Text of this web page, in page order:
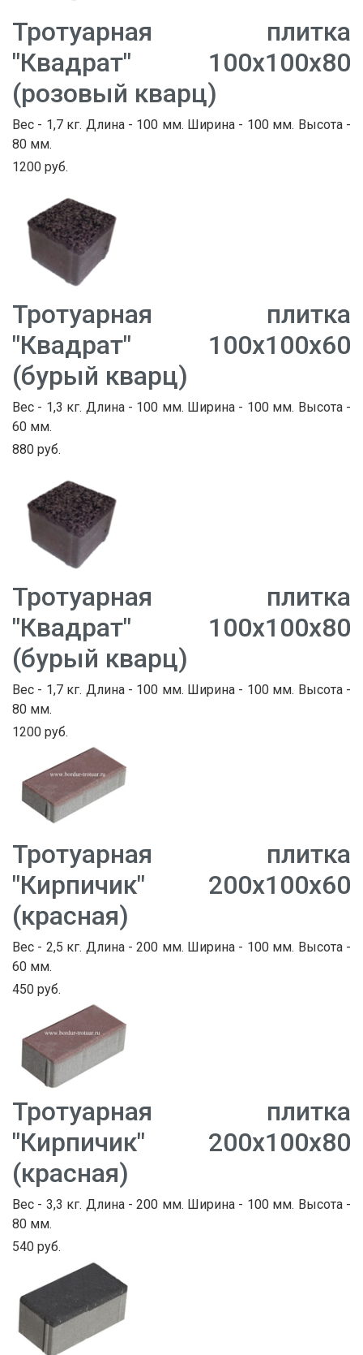
Тротуарная плитка
"Квадрат" 100х100х80
(розовый кварц)
Вес - 1,7 кг. Длина - 100 мм. Ширина - 100 мм. Высота -
80 мм.
1200 руб.
Тротуарная плитка
"Квадрат" 100х100х60
(бурый кварц)
Вес - 1,3 кг. Длина - 100 мм. Ширина - 100 мм. Высота -
60 мм.
880 руб.
Тротуарная плитка
"Квадрат" 100х100х80
(бурый кварц)
Вес - 1,7 кг. Длина - 100 мм. Ширина - 100 мм. Высота -
80 мм.
1200 руб.
Тротуарная плитка
"Кирпичик" 200х100х60
(красная)
Вес - 2,5 кг. Длина - 200 мм. Ширина - 100 мм. Высота -
60 мм.
450 руб.
Тротуарная плитка
"Кирпичик" 200х100х80
(красная)
Вес - 3,3 кг. Длина - 200 мм. Ширина - 100 мм. Высота -
80 мм.
540 руб.